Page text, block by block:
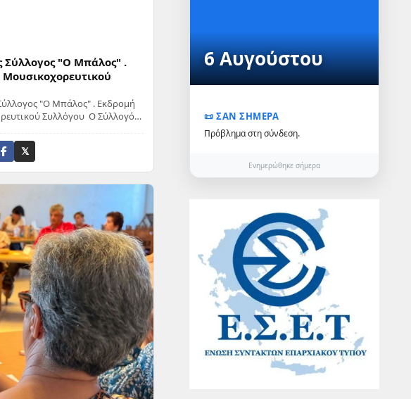
Σύλλογος "Ο Μπάλος" .
"Ο Μπάλος" . Εκδρομή
Συλλόγου Ο Σύλλογός
𝕏
6 Αυγούστου
📜 ΣΑΝ ΣΗΜΕΡΑ
Πρόβλημα στη σύνδεση.
Ενημερώθηκε σήμερα